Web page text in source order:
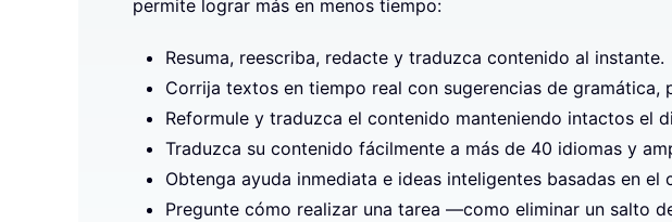
permite lograr más en menos tiempo:
Resuma, reescriba, redacte y traduzca contenido al instante.
Corrija textos en tiempo real con sugerencias de gramática,
Reformule y traduzca el contenido manteniendo intactos el
Traduzca su contenido fácilmente a más de 40 idiomas y
Obtenga ayuda inmediata e ideas inteligentes basadas en
Pregunte cómo realizar una tarea —como eliminar un salto